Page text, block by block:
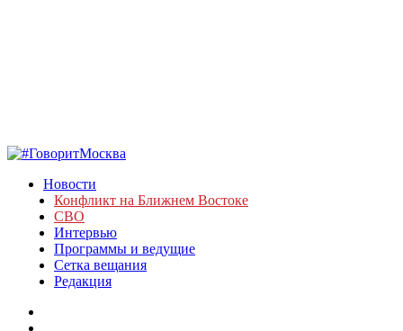
Новости
Конфликт на Ближнем Востоке
СВО
Интервью
Программы и ведущие
Сетка вещания
Редакция